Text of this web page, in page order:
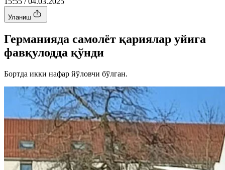
Уланиш
Германияда самолёт қариялар уйига
фавқулодда қўнди
Бортда икки нафар йўловчи бўлган.